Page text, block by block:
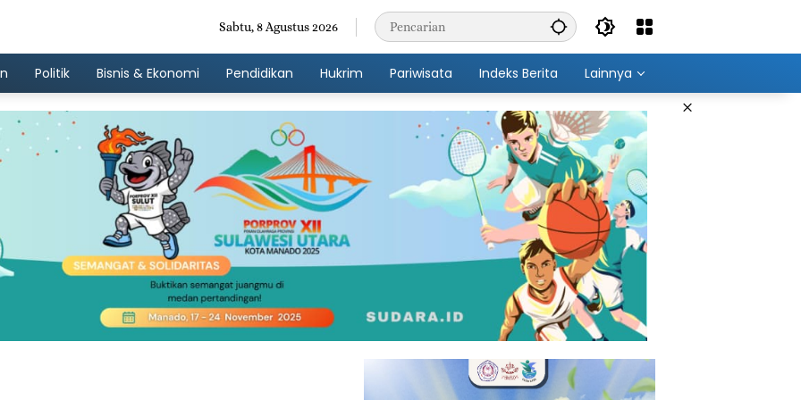
Sabtu, 8 Agustus 2026
Politik Bisnis & Ekonomi Pendidikan Hukrim Pariwisata Indeks Berita Lainnya
×